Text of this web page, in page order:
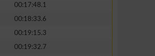
00:17:48.1
00:18:33.6
00:19:15.3
00:19:32.7